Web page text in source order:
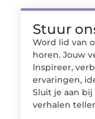
Stuur
Word lid van
horen. Jouw
Inspireer,
ervaringen,
Sluit je aan
verhalen